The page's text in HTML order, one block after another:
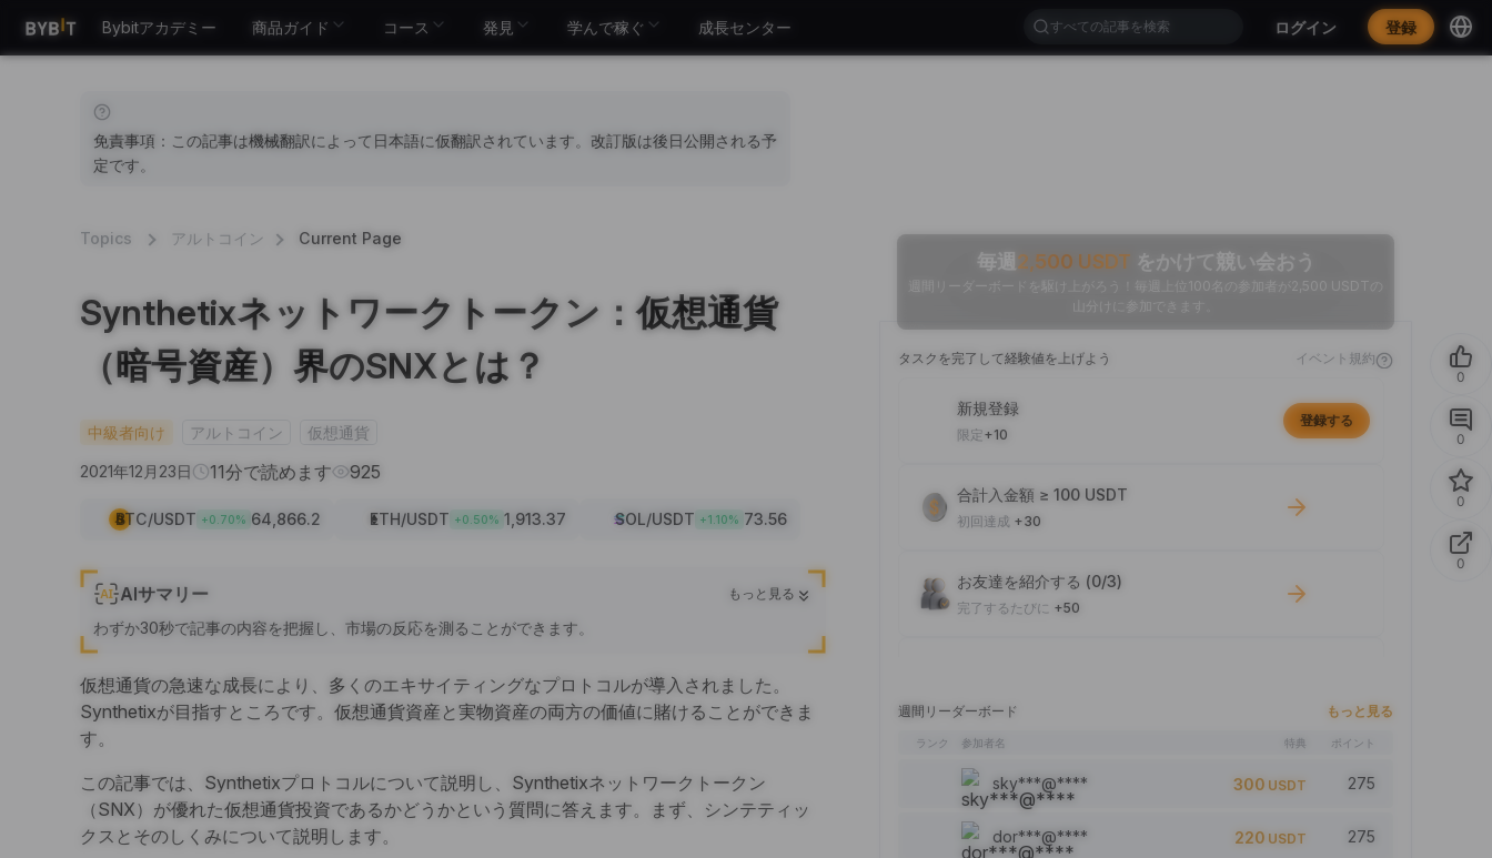
Bybitアカデミー 商品ガイド コース 発見 学んで稼ぐ 成長センター ログイン 登録
免責事項：この記事は機械翻訳によって日本語に仮翻訳されています。改訂版は後日公開される予
定です。
Topics アルトコイン Current Page
Synthetixネットワークトークン：仮想通貨
（暗号資産）界のSNXとは？
中級者向け アルトコイン 仮想通貨
2021年12月23日 11分で読めます 925
BTC/USDT +0.70% 64,866.2 ETH/USDT +0.50% 1,913.37 SOL/USDT +1.10% 73.56
AIサマリー もっと見る
わずか30秒で記事の内容を把握し、市場の反応を測ることができます。
仮想通貨の急速な成長により、多くのエキサイティングなプロトコルが導入されました。
Synthetixが目指すところです。仮想通貨資産と実物資産の両方の価値に賭けることができま
す。
この記事では、Synthetixプロトコルについて説明し、Synthetixネットワークトークン
（SNX）が優れた仮想通貨投資であるかどうかという質問に答えます。まず、シンテティッ
クスとそのしくみについて説明します。
毎週 2,500 USDT をかけて競い会おう
週間リーダーボードを駆け上がろう！毎週上位100名の参加者が2,500 USDTの
山分けに参加できます。
タスクを完了して経験値を上げよう イベント規約
新規登録
限定+10
登録する
合計入金額 ≥ 100 USDT
初回達成 +30
お友達を紹介する (0/3)
完了するたびに +50
読んだ記事： 0/5
完了するたびに+1
コメントを追加（0/5）
週間リーダーボード もっと見る
ランク 参加者名 特典 ポイント
sky***@**** 300 USDT 275
dor***@**** 220 USDT 275
0
0
0
0